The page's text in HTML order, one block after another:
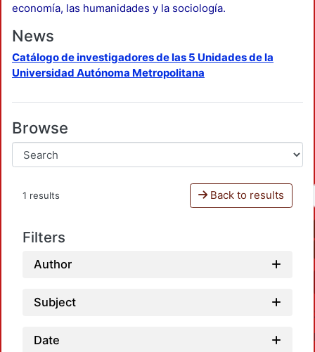
economía, las humanidades y la sociología.
News
Catálogo de investigadores de las 5 Unidades de la
Universidad Autónoma Metropolitana
Browse
1 results Back to results
Filters
Author
Subject
Date